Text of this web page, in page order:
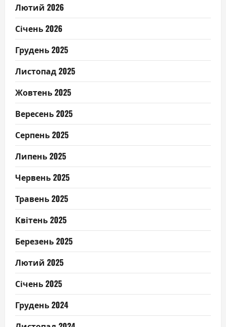
Лютий 2026
Січень 2026
Грудень 2025
Листопад 2025
Жовтень 2025
Вересень 2025
Серпень 2025
Липень 2025
Червень 2025
Травень 2025
Квітень 2025
Березень 2025
Лютий 2025
Січень 2025
Грудень 2024